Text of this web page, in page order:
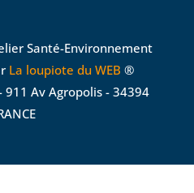
Santé-Environnement
La loupiote du WEB ®
911 Av Agropolis - 34394